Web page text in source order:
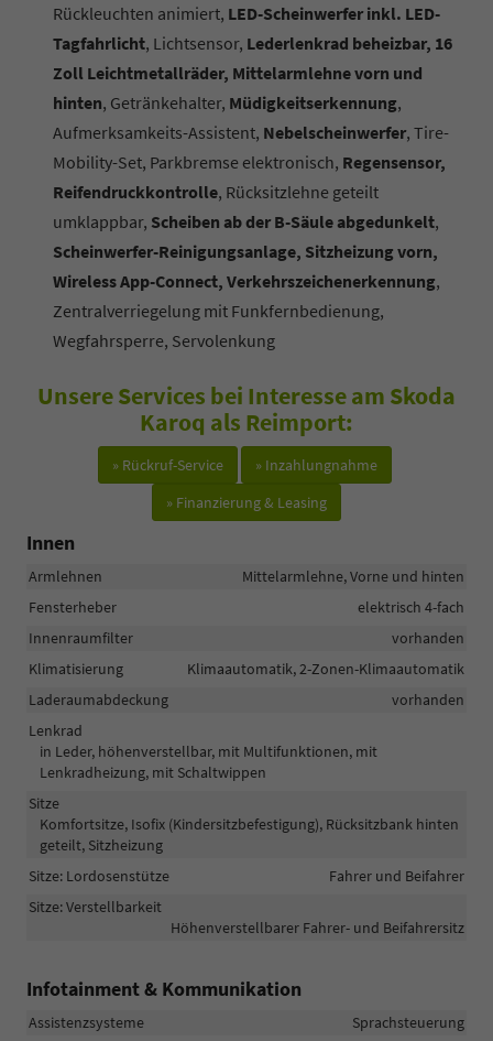
Rückleuchten animiert, LED-Scheinwerfer inkl. LED-
Tagfahrlicht, Lichtsensor, Lederlenkrad beheizbar, 16
Zoll Leichtmetallräder, Mittelarmlehne vorn und
hinten, Getränkehalter, Müdigkeitserkennung,
Aufmerksamkeits-Assistent, Nebelscheinwerfer, Tire-
Mobility-Set, Parkbremse elektronisch, Regensensor,
Reifendruckkontrolle, Rücksitzlehne geteilt
umklappbar, Scheiben ab der B-Säule abgedunkelt,
Scheinwerfer-Reinigungsanlage, Sitzheizung vorn,
Wireless App-Connect, Verkehrszeichenerkennung,
Zentralverriegelung mit Funkfernbedienung,
Wegfahrsperre, Servolenkung
Unsere Services bei Interesse am Skoda
Karoq als Reimport:
» Rückruf-Service
» Inzahlungnahme
» Finanzierung & Leasing
Innen
Armlehnen
Mittelarmlehne, Vorne und hinten
Fensterheber
elektrisch 4-fach
Innenraumfilter
vorhanden
Klimatisierung
Klimaautomatik, 2-Zonen-Klimaautomatik
Laderaumabdeckung
vorhanden
Lenkrad
in Leder, höhenverstellbar, mit Multifunktionen, mit
Lenkradheizung, mit Schaltwippen
Sitze
Komfortsitze, Isofix (Kindersitzbefestigung), Rücksitzbank hinten
geteilt, Sitzheizung
Sitze: Lordosenstütze
Fahrer und Beifahrer
Sitze: Verstellbarkeit
Höhenverstellbarer Fahrer- und Beifahrersitz
Infotainment & Kommunikation
Assistenzsysteme
Sprachsteuerung